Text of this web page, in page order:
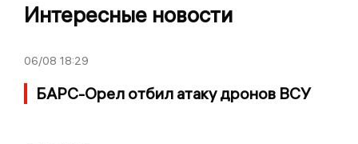
Интересные новости
06/08 18:29
БАРС-Орел отбил атаку дронов ВСУ